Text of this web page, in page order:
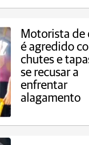
Motorista de
é agredido
chutes e
se recusar a
enfrentar
alagamento